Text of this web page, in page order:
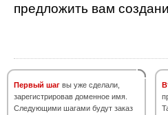
предложить вам
Первый шаг вы уже сделали,
зарегистрировав доменное имя.
Следующими шагами будут заказ